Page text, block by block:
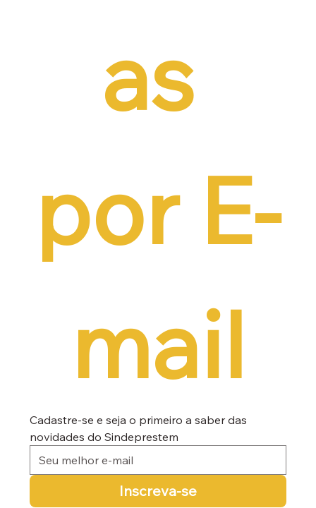
as
por E-
mail
Cadastre-se e seja o primeiro a saber das
novidades do Sindeprestem
Inscreva-se